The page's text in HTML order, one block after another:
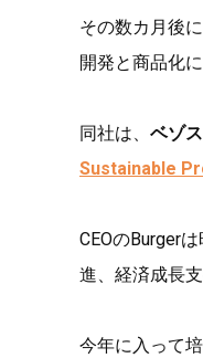
その数カ月後
開発と商品化
同社は、 ベゾ
Sustainable
CEOのBurger
進、経済成長
今年に入って